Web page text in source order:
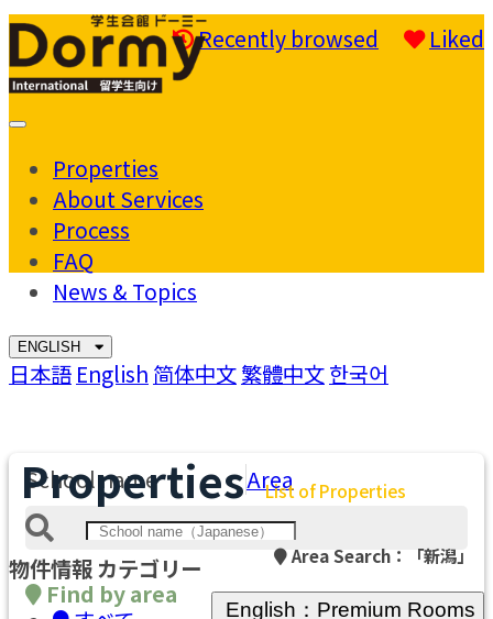
Recently browsed Liked
Mobile
Properties
About Services
Process
FAQ
News & Topics
ENGLISH
日本語 English 简体中文繁體中文한국어
School name Area
Find by area
Properties List of Properties
Area Search： 「新潟」
English：Premium Rooms
物件情報 カテゴリー